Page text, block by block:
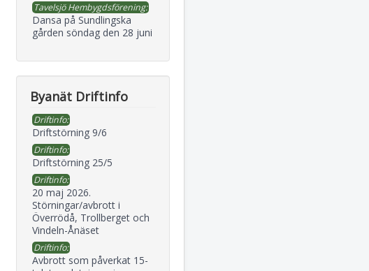
Tavelsjö Hembygdsförening:
Dansa på Sundlingska
gården söndag den 28 juni
Byanät Driftinfo
Driftinfo:
Driftstörning 9/6
Driftinfo:
Driftstörning 25/5
Driftinfo:
20 maj 2026.
Störningar/avbrott i
Överrödå, Trollberget och
Vindeln-Ånäset
Driftinfo:
Avbrott som påverkat 15-